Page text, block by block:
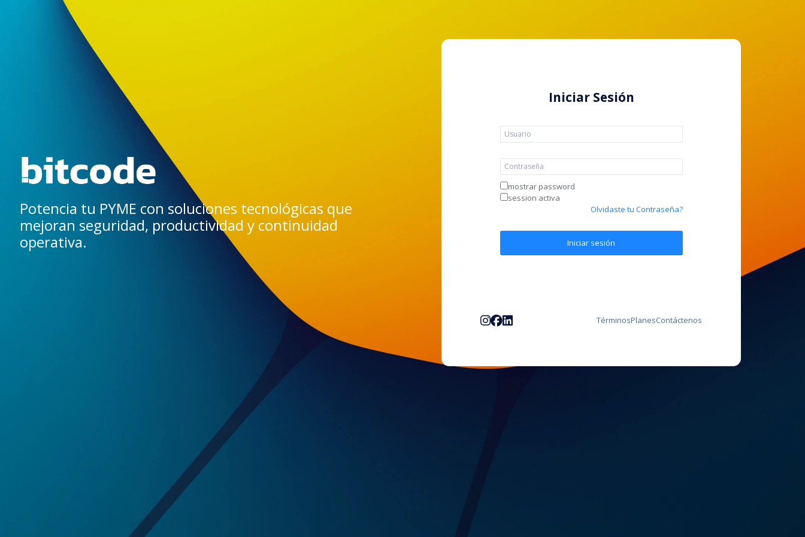
Potencia tu PYME con soluciones tecnológicas que
mejoran seguridad, productividad y continuidad
operativa.
Iniciar Sesión
mostrar password
session activa
Olvidaste tu Contraseña?
Iniciar sesión
TérminosPlanesContáctenos